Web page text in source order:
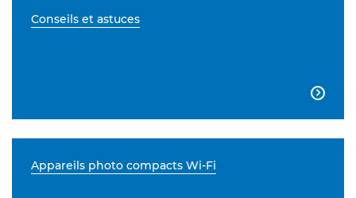
Conseils et astuces

Appareils photo compacts Wi-Fi